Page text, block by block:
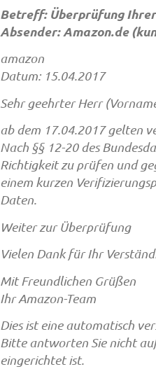
Betreff: Überprüfung
Absender: Amazon.de (
amazon
Datum: 15.04.2017
Sehr geehrter Herr
ab dem 17.04.2017 gelten
Nach §§ 12-20 des
Richtigkeit zu prüfen und
einem kurzen
Daten.
Weiter zur Überprüfung
Vielen Dank für Ihr
Mit Freundlichen Grüßen
Ihr Amazon-Team
Dies ist eine automatisch
Bitte antworten Sie nicht
eingerichtet ist.